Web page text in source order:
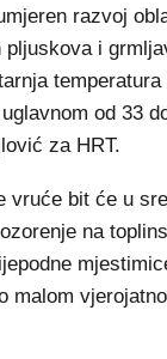
razvoj
pljuskova i
od 33
za HRT.
vruće bit će u
na
malom